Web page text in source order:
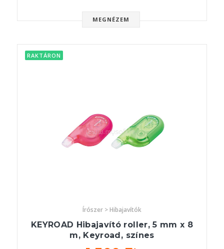
MEGNÉZEM
RAKTÁRON
Írószer > Hibajavítók
KEYROAD Hibajavító roller, 5 mm x 8
m, Keyroad, színes